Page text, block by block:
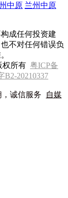
中原 兰州中原
成任何投资建
不对任何错误负
权所有 粤ICP备
20210337
，诚信服务
自媒